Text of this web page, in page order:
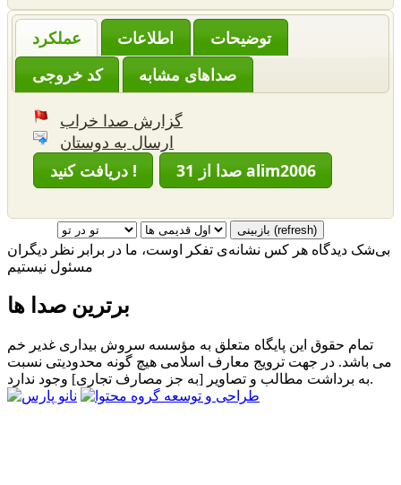
عملکرد
‌توضیحات
کد خروجی‌
صداهای مشابه
گزارش صدا خراب
ارسال به دوستان
دریافت کنید !
31 صدا از alim2006
بی‌شک دیدگاه هر کس نشانه‌ی تفکر اوست، ما در برابر نظر دیگران
مسئول نیستیم
برترین صدا ها
تمام حقوق این پایگاه متعلق به مؤسسه سروش بیداری غدیر خم
می باشد. در جهت ترویج معارف اسلامی هیچ گونه محدودیتی نسبت
به برداشت مطالب و تصاویر [به جز مصارف تجاری] وجود ندارد.